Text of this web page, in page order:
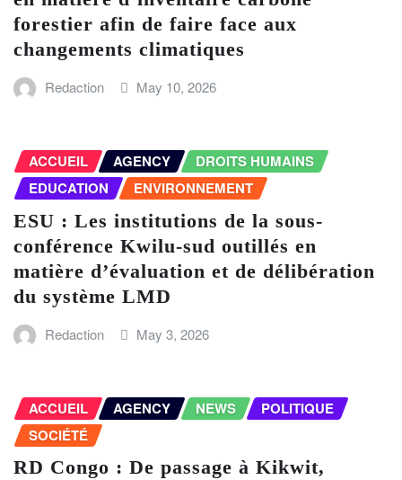
forestier afin de faire face aux
changements climatiques
Redaction May 10, 2026
ACCUEIL AGENCY
DROITS HUMAINS
EDUCATION
ENVIRONNEMENT
ESU : Les institutions de la sous-
conférence Kwilu-sud outillés en
matière d’évaluation et de délibération
du système LMD
Redaction May 3, 2026
ACCUEIL AGENCY NEWS
POLITIQUE
SOCIÉTÉ
RD Congo : De passage à Kikwit,